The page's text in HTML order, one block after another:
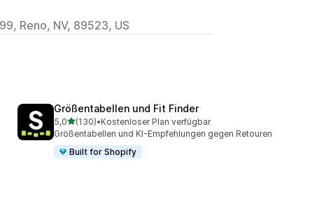
Reno, NV, 89523, US
Größentabellen und Fit Finder
5,0von 5 Sternen
(130)
130 Rezensionen insgesamt
•Kostenloser Plan verfügbar
Größentabellen und KI-Empfehlungen gegen Retouren
Built for Shopify